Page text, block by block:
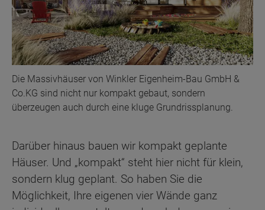
Die Massivhäuser von Winkler Eigenheim-Bau GmbH &
Co.KG sind nicht nur kompakt gebaut, sondern
überzeugen auch durch eine kluge Grundrissplanung.
Darüber hinaus bauen wir kompakt geplante
Häuser. Und „kompakt“ steht hier nicht für klein,
sondern klug geplant. So haben Sie die
Möglichkeit, Ihre eigenen vier Wände ganz